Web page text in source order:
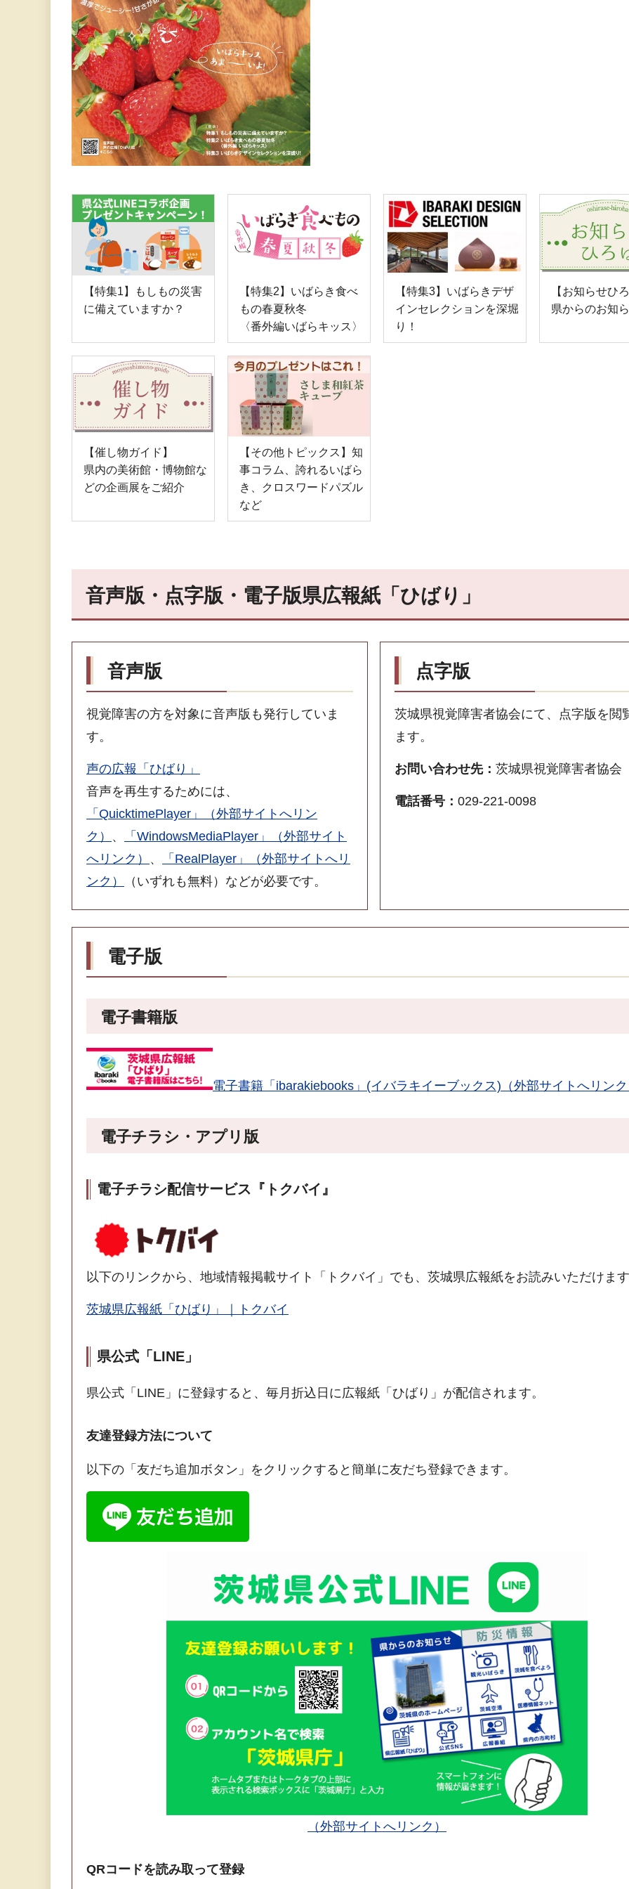
【特集1】もしもの災害
に備えていますか？
【特集2】いばらき食べ
もの春夏秋冬
〈番外編いばらキッス〉
【特集3】いばらきデザ
インセレクションを深堀
り！
【お知らせひ
県からのお知
【催し物ガイド】
県内の美術館・博物館な
どの企画展をご紹介
【その他トピックス】知
事コラム、誇れるいばら
き、クロスワードパズル
など
音声版・点字版・電子版県広報紙「ひばり」
音声版
視覚障害の方を対象に音声版も発行していま
す。
声の広報「ひばり」
音声を再生するためには、
「QuicktimePlayer」（外部サイトへリン
ク） 、
「WindowsMediaPlayer」（外部サイト
へリンク） 、
「RealPlayer」（外部サイトへリ
ンク）
（いずれも無料）などが必要です。
点字版
茨城県視覚障害者協会にて、点字版を閲
ます。
お問い合わせ先：茨城県視覚障害者協会
電話番号：029-221-0098
電子版
電子書籍版
電子書籍「ibarakiebooks」(イバラキイーブックス)（外部サイトへリン
電子チラシ・アプリ版
電子チラシ配信サービス『トクバイ』
以下のリンクから、地域情報掲載サイト「トクバイ」でも、茨城県広報紙をお読みいただけま
茨城県広報紙「ひばり」｜トクバイ
県公式「LINE」
県公式「LINE」に登録すると、毎月折込日に広報紙「ひばり」が配信されます。
友達登録方法について
以下の「友だち追加ボタン」をクリックすると簡単に友だち登録できます。
（外部サイトへリンク）
QRコードを読み取って登録